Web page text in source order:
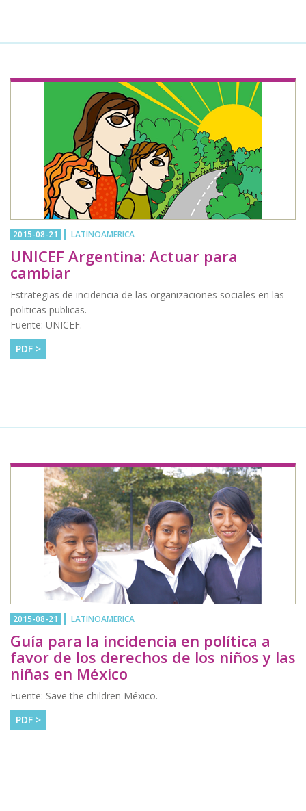
2015-08-21 LATINOAMERICA
UNICEF Argentina: Actuar para
cambiar
Estrategias de incidencia de las organizaciones sociales en las
politicas publicas.
Fuente: UNICEF.
PDF >
2015-08-21 LATINOAMERICA
Guía para la incidencia en política a
favor de los derechos de los niños y las
niñas en México
Fuente: Save the children México.
PDF >